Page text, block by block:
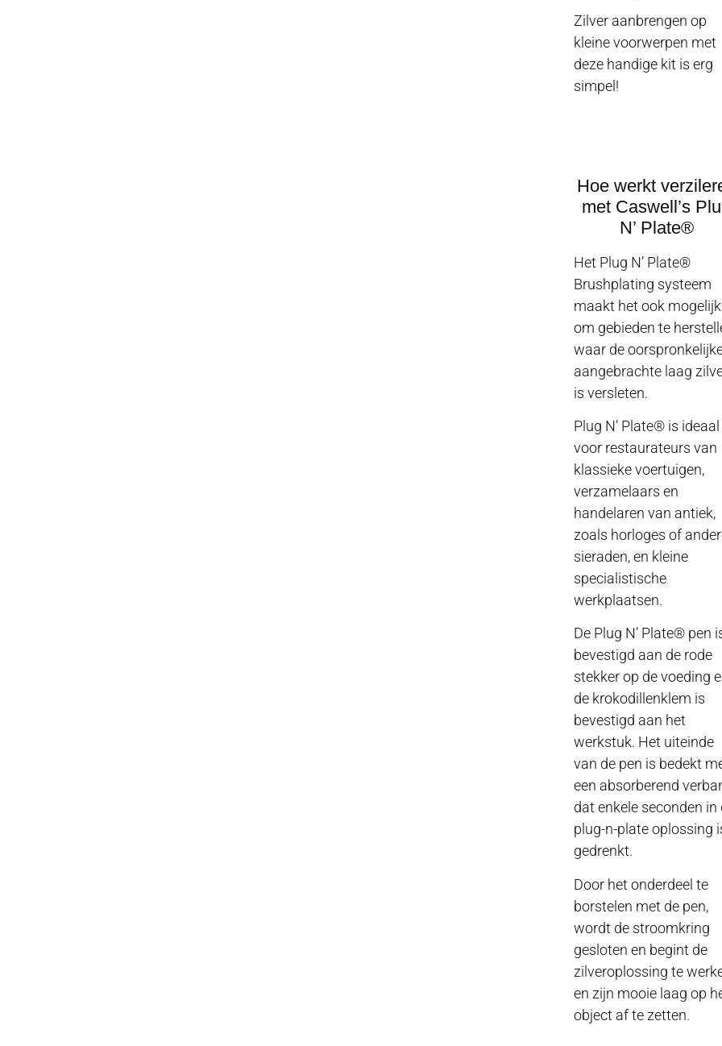
Zilver aanbrengen op
kleine voorwerpen met
deze handige kit is erg
simpel!
Hoe werkt
met Caswell’s
N’ Plate®
Het Plug N’ Plate®
Brushplating systeem
maakt het ook mogelijk
om gebieden te
waar de
aangebrachte laag
is versleten.
Plug N’ Plate® is ideaal
voor restaurateurs van
klassieke voertuigen,
verzamelaars en
handelaren van antiek,
zoals horloges of
sieraden, en kleine
specialistische
werkplaatsen.
De Plug N’ Plate® pen
bevestigd aan de rode
stekker op de voeding
de krokodillenklem is
bevestigd aan het
werkstuk. Het uiteinde
van de pen is bedekt
een absorberend
dat enkele seconden in
plug-n-plate oplossing
gedrenkt.
Door het onderdeel te
borstelen met de pen,
wordt de stroomkring
gesloten en begint de
zilveroplossing te
en zijn mooie laag op
object af te zetten.